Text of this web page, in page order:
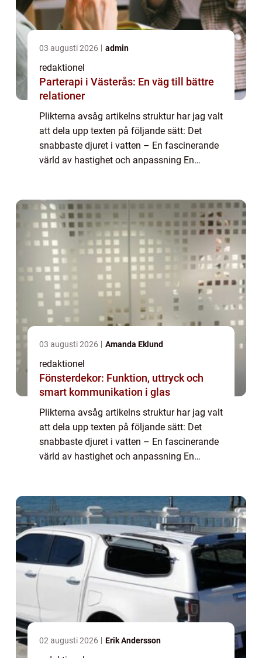
03 augusti 2026 admin
redaktionel
Parterapi i Västerås: En väg till bättre
relationer
Plikterna avsåg artikelns struktur har jag valt
att dela upp texten på följande sätt: Det
snabbaste djuret i vatten – En fascinerande
värld av hastighet och anpassning En
03 augusti 2026 Amanda Eklund
redaktionel
Fönsterdekor: Funktion, uttryck och
smart kommunikation i glas
Plikterna avsåg artikelns struktur har jag valt
att dela upp texten på följande sätt: Det
snabbaste djuret i vatten – En fascinerande
värld av hastighet och anpassning En
02 augusti 2026 Erik Andersson